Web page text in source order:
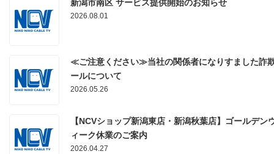
新潟市南区 サービス提供開始のお知らせ
2026.08.01
≪ご注意ください≫当社の関係者になりすました詐
ールについて
2026.05.26
【NCVショップ新潟東店・新潟秋葉店】ゴールデン
ィーク休業のご案内
2026.04.27